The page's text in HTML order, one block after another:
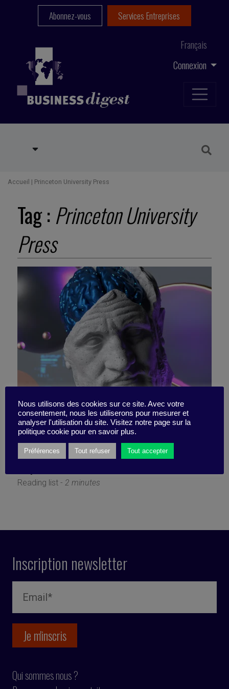
Connexion
Français
Abonnez-vous Services Entreprises
Accueil | Princeton University Press
Tag : Princeton University
Press
6 livres pour contrer Skynet
Reading list - 2 minutes
Inscription newsletter
Qui sommes nous ?
Nous utilisons des cookies sur ce site. Avec votre
consentement, nous les utiliserons pour mesurer et
analyser l'utilisation du site. Visitez notre page sur la
politique cookie pour en savoir plus.
Préférences Tout refuser Tout accepter